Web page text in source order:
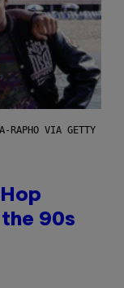
RAPHO VIA GETTY
90s